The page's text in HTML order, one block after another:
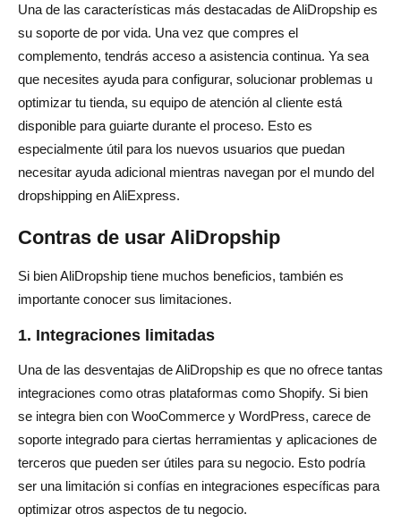
Una de las características más destacadas de AliDropship es
su soporte de por vida. Una vez que compres el
complemento, tendrás acceso a asistencia continua. Ya sea
que necesites ayuda para configurar, solucionar problemas u
optimizar tu tienda, su equipo de atención al cliente está
disponible para guiarte durante el proceso. Esto es
especialmente útil para los nuevos usuarios que puedan
necesitar ayuda adicional mientras navegan por el mundo del
dropshipping en AliExpress.
Contras de usar AliDropship
Si bien AliDropship tiene muchos beneficios, también es
importante conocer sus limitaciones.
1. Integraciones limitadas
Una de las desventajas de AliDropship es que no ofrece tantas
integraciones como otras plataformas como Shopify. Si bien
se integra bien con WooCommerce y WordPress, carece de
soporte integrado para ciertas herramientas y aplicaciones de
terceros que pueden ser útiles para su negocio. Esto podría
ser una limitación si confías en integraciones específicas para
optimizar otros aspectos de tu negocio.